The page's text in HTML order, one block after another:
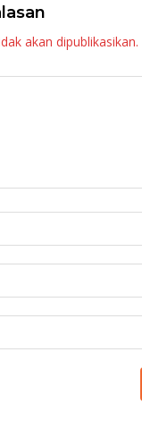
akan dipublikasikan.